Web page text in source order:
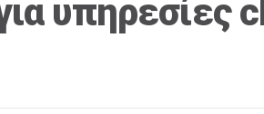
υπηρεσίες